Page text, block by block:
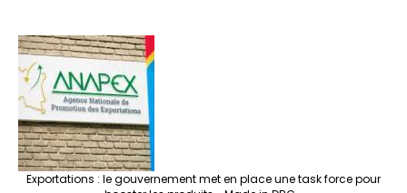
Exportations : le gouvernement met en place une task force pour